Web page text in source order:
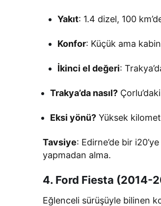
Yakıt: 1.4 dizel, 100
Konfor: Küçük ama
İkinci el değeri:
Trakya’da nasıl?
Eksi yönü? Yüksek
Tavsiye: Edirne’de bir
yapmadan alma.
4. Ford Fiesta (2014-
Eğlenceli sürüşüyle bilinen